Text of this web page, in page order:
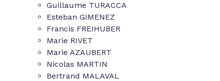
Guillaume TURACCA
Esteban GIMENEZ
Francis FREIHUBER
Marie RIVET
Marie AZAUBERT
Nicolas MARTIN
Bertrand MALAVAL